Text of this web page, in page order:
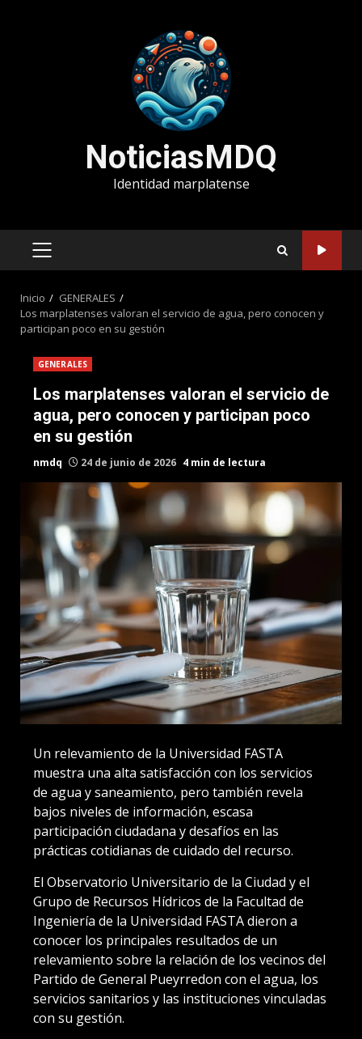
NoticiasMDQ
Identidad marplatense
MENÚ
Inicio
GENERALES
Los marplatenses valoran el servicio de agua, pero conocen y
participan poco en su gestión
GENERALES
Los marplatenses valoran el servicio de
agua, pero conocen y participan poco
en su gestión
nmdq 24 de junio de 2026 4 min de lectura
Un relevamiento de la Universidad FASTA
muestra una alta satisfacción con los servicios
de agua y saneamiento, pero también revela
bajos niveles de información, escasa
participación ciudadana y desafíos en las
prácticas cotidianas de cuidado del recurso.
El Observatorio Universitario de la Ciudad y el
Grupo de Recursos Hídricos de la Facultad de
Ingeniería de la Universidad FASTA dieron a
conocer los principales resultados de un
relevamiento sobre la relación de los vecinos del
Partido de General Pueyrredon con el agua, los
servicios sanitarios y las instituciones vinculadas
con su gestión.